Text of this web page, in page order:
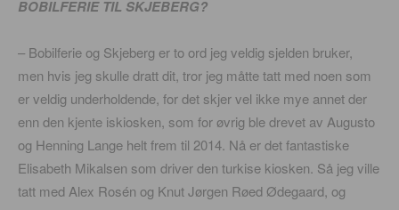
BOBILFERIE TIL SKJEBERG?
– Bobilferie og Skjeberg er to ord jeg veldig sjelden bruker,
men hvis jeg skulle dratt dit, tror jeg måtte tatt med noen som
er veldig underholdende, for det skjer vel ikke mye annet der
enn den kjente iskiosken, som for øvrig ble drevet av Augusto
og Henning Lange helt frem til 2014. Nå er det fantastiske
Elisabeth Mikalsen som driver den turkise kiosken. Så jeg ville
tatt med Alex Rosén og Knut Jørgen Røed Ødegaard, og